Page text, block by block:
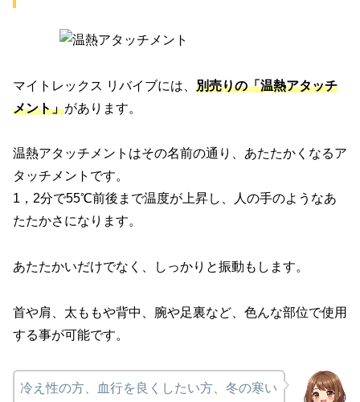
マイトレックス リバイブには、 別売りの「温熱アタッチ
メント」があります。
温熱アタッチメントはその名前の通り、あたたかくなるア
タッチメントです。
1，2分で55℃前後まで温度が上昇し、人の手のようなあ
たたかさになります。
あたたかいだけでなく、しっかりと振動もします。
首や肩、太ももや背中、腕や足裏など、色んな部位で使用
する事が可能です。
冷え性の方、血行を良くしたい方、冬の寒い